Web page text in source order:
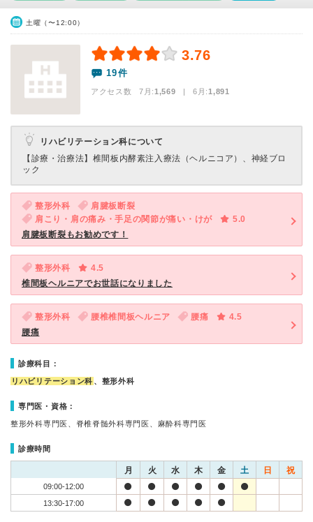
土曜（〜12:00）
3.76
19件
アクセス数 7月:1,569 | 6月:1,891
リハビリテーション科について
【診療・治療法】 椎間板内酵素注入療法（ヘルニコア）、神経ブロ
ック
整形外科
肩腱板断裂
肩こり・肩の痛み・手足の関節が痛い・けが
5.0
肩腱板断裂もお勧めです！
整形外科
4.5
椎間板ヘルニアでお世話になりました
整形外科 腰椎椎間板ヘルニア 腰痛
4.5
腰痛
診療科目：
リハビリテーション科 、整形外科
専門医・資格：
整形外科専門医、脊椎脊髄外科専門医、麻酔科専門医
診療時間
月 火 水 木 金 土 日 祝
09:00-12:00
13:30-17:00